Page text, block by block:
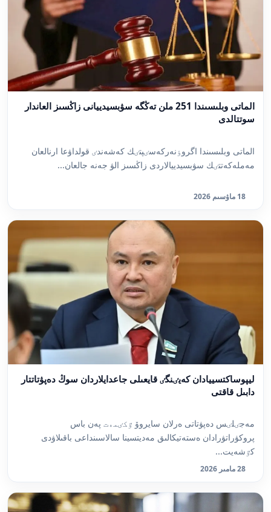
الماتى وبلىسىندا 251 ملن تەڭگە سۋبسيدييانى زاڭسىز العاندار
سوتتالدى
الماتى وبلىسىندا اگروٶنەركەسٸپتٸك كەشەندٸ قولداۋعا ارنالعان
مەملەكەتتٸك سۋبسيدييالاردى زاڭسىز الۋ جەنە جالعان...
18 ماۋسىم 2026
ليپوساكتسييادان كەيٸنگٸ قايعىلى جاعدايلاردان سوڭ دەپۋتاتتار
دابىل قاقتى
مەجٸلٸس دەپۋتاتى ەرلان سايروۆ ٷكٸمەت پەن باس
پروكۋراتۋرادان ەستەتيكالىق مەديتسينا سالاسىنداعى باقىلاۋدى
كٷشەيت...
28 مامىر 2026